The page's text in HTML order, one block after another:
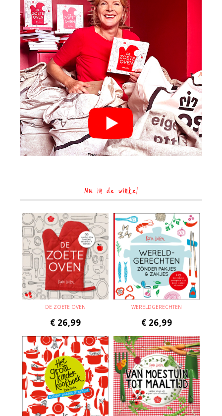
Nu in de winkel
DE ZOETE OVEN
€ 26,99
WERELDGERECHTEN
€ 26,99